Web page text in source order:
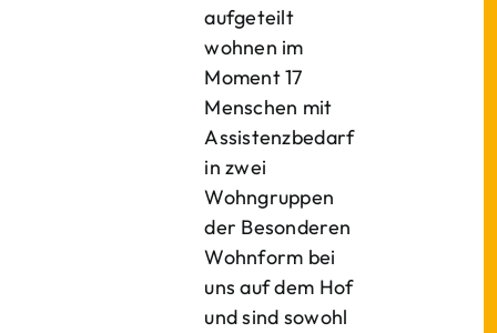
aufgeteilt
wohnen im
Moment 17
Menschen mit
Assistenzbedarf
in zwei
Wohngruppen
der Besonderen
Wohnform bei
uns auf dem Hof
und sind sowohl